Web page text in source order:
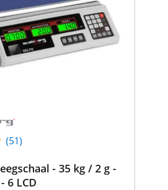
(51)
- 35 kg / 2 g -
6 LCD